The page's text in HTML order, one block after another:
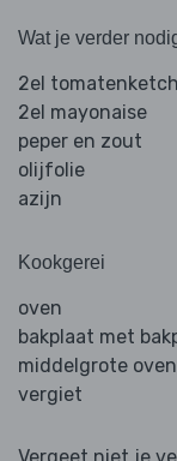
Wat je verder
2el
2el mayonaise
peper en zout
olijfolie
azijn
Kookgerei
oven
bakplaat met
middelgrote
vergiet